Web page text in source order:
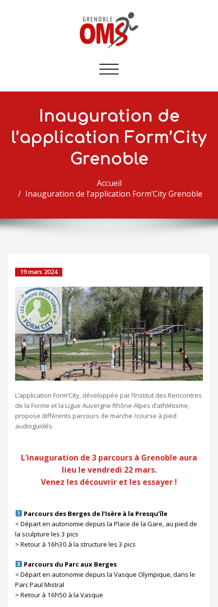
Afficher/masquer
navigation
Inauguration de
l’application Form’City
Grenoble
Accueil
Inauguration de l’application Form’City Grenoble
19 mars 2024
L’application Form’City, développée par l’Institut des Rencontres
de la Forme et la Ligue Auvergne Rhône-Alpes d’athlétisme,
propose différents parcours de marche /course à pied
audioguidés.
L’inauguration de 3 parcours à Grenoble aura
lieu le vendredi 22 mars.
Venez les découvrir et les essayer !
Parcours des Berges de l’Isère à la Presqu’île
< Départ en autonomie depuis la Place de la Gare, au pied de
la sculpture les 3 pics
> Retour à 16h30 à la structure les 3 pics
Parcours du Parc aux Berges
< Départ en autonomie depuis la Vasque Olympique, dans le
Parc Paul Mistral
> Retour à 16h50 à la Vasque